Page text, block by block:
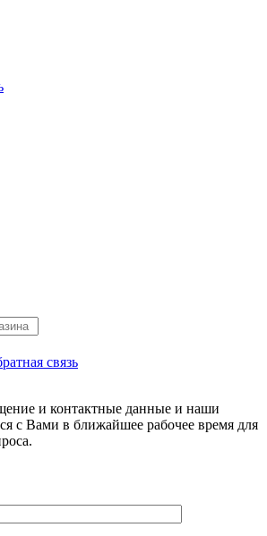
связь
и контактные данные и наши
с Вами в ближайшее рабочее время для